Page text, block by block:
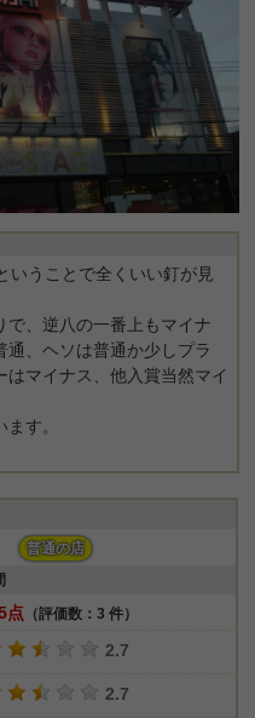
いうことで全くいい釘が見
で、逆八の一番上もマイナ
通、ヘソは普通か少しプラ
はマイナス、他入賞当然マイ
す。
普通の店
点 （評価数：3 件）
2.7
2.7